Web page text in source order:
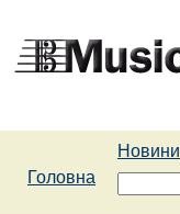
Новини
Головна